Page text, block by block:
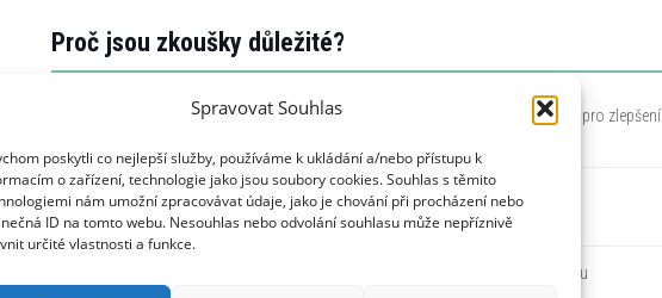
Spravovat Souhlas
poskytli co nejlepší služby, používáme k ukládání a/nebo přístupu k
o zařízení, technologie jako jsou soubory cookies. Souhlas s těmito
nám umožní zpracovávat údaje, jako je chování při procházení nebo
ID na tomto webu. Nesouhlas nebo odvolání souhlasu může nepříznivě
určité vlastnosti a funkce.
Proč jsou zkoušky důležité?
Ověříš své dovednosti– zjistíš, co skutečně umíš a kde máš ještě prostor pro zlepšení
★ Získáš uznání – certifikát KMG potvrzuje tvůj pokrok a odměňuje tvoji práci
– zvládnout zkoušku je pocit, který tě posouvá dopředu